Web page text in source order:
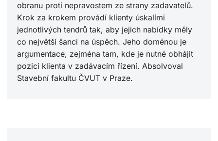
obranu proti nepravostem ze strany zadavatelů.
Krok za krokem provádí klienty úskalími
jednotlivých tendrů tak, aby jejich nabídky měly
co největší šanci na úspěch. Jeho doménou je
argumentace, zejména tam, kde je nutné obhájit
pozici klienta v zadávacím řízení. Absolvoval
Stavební fakultu ČVUT v Praze.